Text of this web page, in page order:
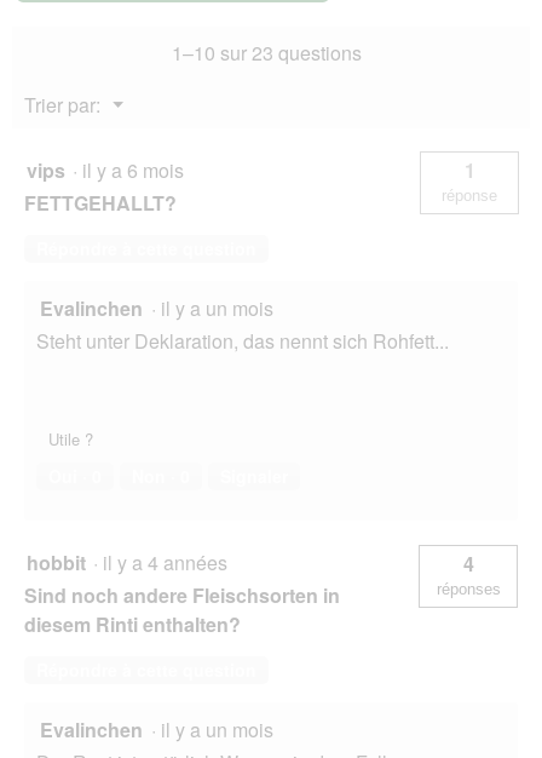
6x800
1–10 sur 23 questions
Trier par:
▼
Menu
vips · il y a 6 mois
FETTGEHALLT?
1
réponse
Evalinchen · il y a un mois
Steht unter Deklaration, das nennt sich Rohfett...
Utile ?
hobbit · il y a 4 années
Sind noch andere Fleischsorten in
diesem Rinti enthalten?
4
réponses
Evalinchen · il y a un mois